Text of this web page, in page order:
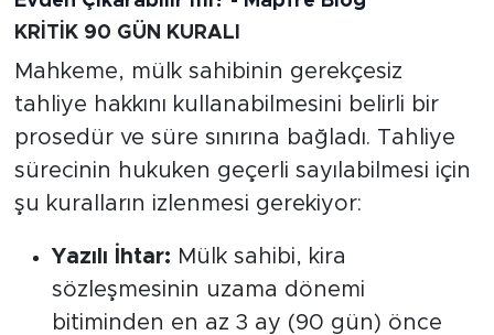
KRİTİK 90 GÜN KURALI
Mahkeme, mülk sahibinin gerekçesiz
tahliye hakkını kullanabilmesini belirli bir
prosedür ve süre sınırına bağladı. Tahliye
sürecinin hukuken geçerli sayılabilmesi için
şu kuralların izlenmesi gerekiyor:
Yazılı İhtar: Mülk sahibi, kira
sözleşmesinin uzama dönemi
bitiminden en az 3 ay (90 gün) önce